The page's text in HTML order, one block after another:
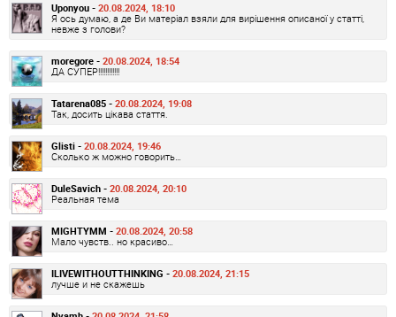
Uponyou - 20.08.2024, 18:10
Я ось думаю, а де Ви матеріал взяли для вирішення описаної у статті,
невже з голови?
moregore - 20.08.2024, 18:54
ДА СУПЕР!!!!!!!!!!!!
Tatarena085 - 20.08.2024, 19:08
Так, досить цікава стаття.
Glisti - 20.08.2024, 19:46
Сколько ж можно говорить…
DuleSavich - 20.08.2024, 20:10
Реальная тема
MIGHTYMM - 20.08.2024, 20:58
Мало чувств.. но красиво…
ILIVEWITHOUTTHINKING - 20.08.2024, 21:15
лучше и не скажешь